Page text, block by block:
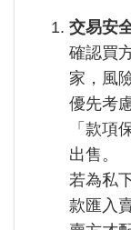
交易安
確認買
家，風
優先考
「款項
出售。
若為私
款匯入